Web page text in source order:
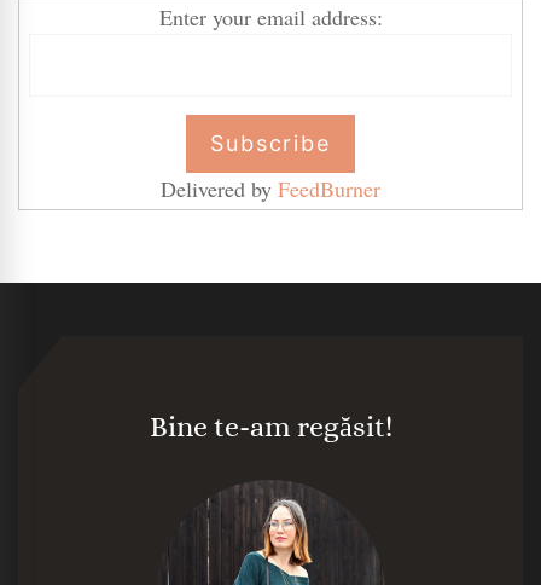
Enter your email address:
Delivered by FeedBurner
Bine te-am regăsit!